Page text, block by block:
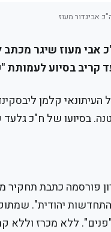
אביגדור מעוז
אבי מעוז שיגר
קריב בסיוע לעמותת
קלמן
בסיועו של ח"כ
פורסמה כתבת תחקיר
יהודית".
ללא מכרז וללא